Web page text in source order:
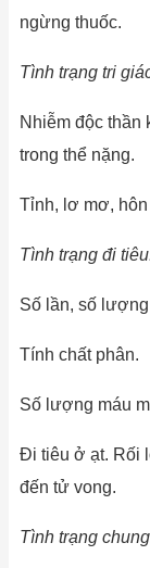
ngừng thuốc.
Tình trạng tri
Nhiễm độc
trong thể nặng.
Tỉnh, lơ mơ, hôn
Tình trạng đi
Số lần, số
Tính chất phân.
Số lượng máu
Đi tiêu ở ạt. Rối
đến tử vong.
Tình trạng